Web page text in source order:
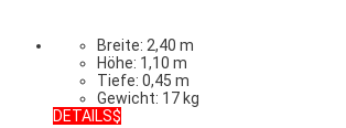
Breite: 2,40 m
Höhe: 1,10 m
Tiefe: 0,45 m
Gewicht: 17 kg
DETAILS